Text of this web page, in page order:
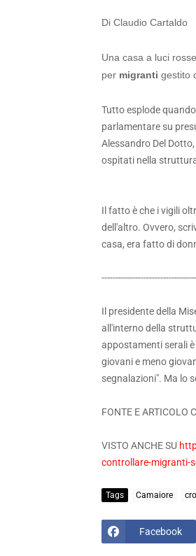
Di Claudio Cartaldo
Una casa a luci
per migranti gestito
Tutto esplode
parlamentare su
Alessandro Del
ospitati nella
Il fatto è che i vigili
dell'altro. Ovvero,
casa, era fatto di
Il presidente della
all'interno della
appostamenti serali
giovani e meno
segnalazioni". Ma lo
FONTE E ARTICOLO
VISTO ANCHE SU
controllare-migranti-
Tags Camaiore
Facebook